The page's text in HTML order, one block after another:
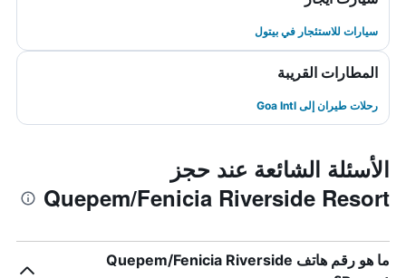
سيارات للاستئجار في بيتول
المطارات القريبة
رحلات طيران إلى Goa Intl
الأسئلة الشائعة عند حجز
Quepem/Fenicia Riverside Resort
ما هو رقم هاتف Quepem/Fenicia Riverside